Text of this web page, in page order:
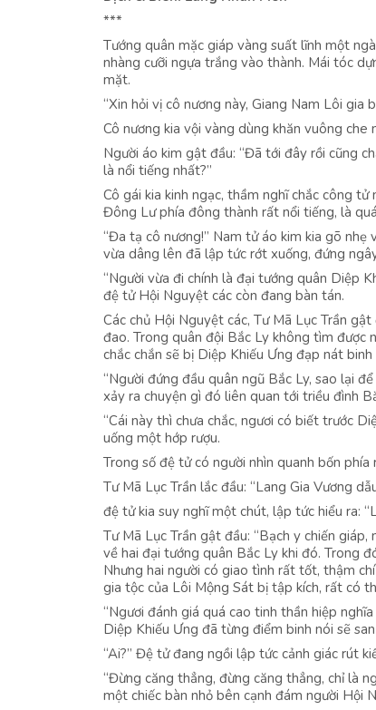
***
Tướng quân mặc giáp vàng suất lĩnh một
nhàng cưỡi ngựa trắng vào thành. Mái tóc
mặt.
“Xin hỏi vị cô nương này, Giang Nam Lôi
Cô nương kia vội vàng dùng khăn vuông
Người áo kim gật đầu: “Đã tới đây rồi cũng
là nổi tiếng nhất?”
Cô gái kia kinh ngạc, thầm nghĩ chắc công
Đông Lư phía đông thành rất nổi tiếng, là
“Đa tạ cô nương!” Nam tử áo kim kia gõ
vừa dâng lên đã lập tức rớt xuống, đứng
“Người vừa đi chính là đại tướng quân Diệp
đệ tử Hội Nguyệt các còn đang bàn tán.
Các chủ Hội Nguyệt các, Tư Mã Lục Trần
đao. Trong quân đội Bắc Ly không tìm được
chắc chắn sẽ bị Diệp Khiếu Ưng đạp nát
“Người đứng đầu quân ngũ Bắc Ly, sao lại
xảy ra chuyện gì đó liên quan tới triều đình
“Cái này thì chưa chắc, ngươi có biết trước
uống một hớp rượu.
Trong số đệ tử có người nhìn quanh bốn phía
Tư Mã Lục Trần lắc đầu: “Lang Gia Vương
đệ tử kia suy nghĩ một chút, lập tức hiểu ra:
Tư Mã Lục Trần gật đầu: “Bạch y chiến
về hai đại tướng quân Bắc Ly khi đó. Trong
Nhưng hai người có giao tình rất tốt, thậm
gia tộc của Lôi Mộng Sát bị tập kích, rất có
“Ngươi đánh giá quá cao tinh thần hiệp
Diệp Khiếu Ưng đã từng điểm binh nói sẽ
“Ai?” Đệ tử đang ngồi lập tức cảnh giác rút
“Đừng căng thẳng, đừng căng thẳng, chỉ là
một chiếc bàn nhỏ bên cạnh đám người Hội